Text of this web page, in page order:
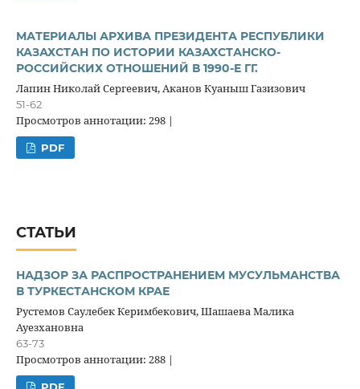
МАТЕРИАЛЫ АРХИВА ПРЕЗИДЕНТА РЕСПУБЛИКИ
КАЗАХСТАН ПО ИСТОРИИ КАЗАХСТАНСКО-
РОССИЙСКИХ ОТНОШЕНИЙ В 1990-Е ГГ.
Лапин Николай Сергеевич, Аканов Куаныш Газизович
51-62
Просмотров аннотации: 298 |
PDF
СТАТЬИ
НАДЗОР ЗА РАСПРОСТРАНЕНИЕМ МУСУЛЬМАНСТВА
В ТУРКЕСТАНСКОМ КРАЕ
Рустемов Саулебек Керимбекович, Шашаева Малика
Ауезхановна
63-73
Просмотров аннотации: 288 |
PDF